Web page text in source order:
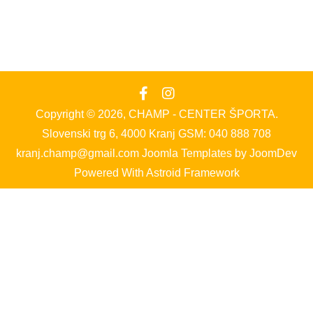
Copyright © 2026, CHAMP - CENTER ŠPORTA.
Slovenski trg 6, 4000 Kranj GSM: 040 888 708
kranj.champ@gmail.com Joomla Templates by JoomDev
Powered With Astroid Framework